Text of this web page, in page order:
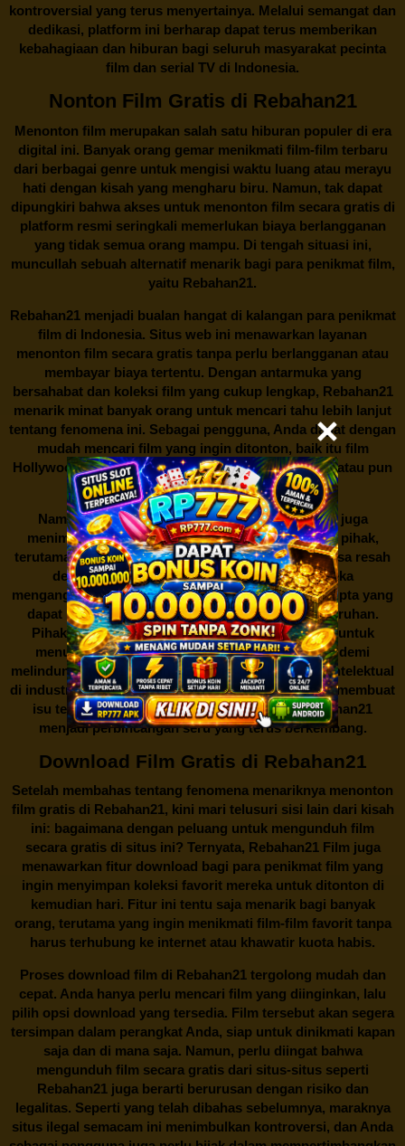
kontroversial yang terus menyertainya. Melalui semangat dan
dedikasi, platform ini berharap dapat terus memberikan
kebahagiaan dan hiburan bagi seluruh masyarakat pecinta
film dan serial TV di Indonesia.
Nonton Film Gratis di Rebahan21
Menonton film merupakan salah satu hiburan populer di era
digital ini. Banyak orang gemar menikmati film-film terbaru
dari berbagai genre untuk mengisi waktu luang atau merayu
hati dengan kisah yang mengharu biru. Namun, tak dapat
dipungkiri bahwa akses untuk menonton film secara gratis di
platform resmi seringkali memerlukan biaya berlangganan
yang tidak semua orang mampu. Di tengah situasi ini,
muncullah sebuah alternatif menarik bagi para penikmat film,
yaitu Rebahan21.
Rebahan21menjadi bualan hangat di kalangan para penikmat
film di Indonesia. Situs web ini menawarkan layanan
menonton film secara gratis tanpa perlu berlangganan atau
membayar biaya tertentu. Dengan antarmuka yang
bersahabat dan koleksi film yang cukup lengkap, Rebahan21
menarik minat banyak orang untuk mencari tahu lebih lanjut
tentang fenomena ini. Sebagai pengguna, Anda dapat dengan
mudah mencari film yang ingin ditonton, baik itu film
Hollywood terbaru, drama Korea yang sedang hits, atau pun
produksi film lokal dengan kualitas terbaik.
Namun, seperti halnya cerita manis,Rebahan21juga
menimbulkan kontroversi di industri film. Banyak pihak,
terutama produsen film dan pemilik hak cipta, merasa resah
dengan maraknya situs-situs seperti ini. Mereka
menganggapnya sebagai bentuk pelanggaran hak cipta yang
dapat merugikan industri perfilman secara keseluruhan.
Pihak berwenang pun turut terlibat dalam upaya untuk
menutup situs-situs ilegal semacam Rebahan21 demi
melindungi keberlangsungan bisnis dan kekayaan intelektual
di industri hiburan. Konflik kepentingan inilah yang membuat
isu tentang menonton film secara gratis diRebahan21
menjadi perbincangan seru yang terus berkembang.
Download Film Gratis di Rebahan21
Setelah membahas tentang fenomena menariknya menonton
film gratis di Rebahan21, kini mari telusuri sisi lain dari kisah
ini: bagaimana dengan peluang untuk mengunduh film
secara gratis di situs ini? Ternyata, Rebahan21 Film juga
menawarkan fitur download bagi para penikmat film yang
ingin menyimpan koleksi favorit mereka untuk ditonton di
kemudian hari. Fitur ini tentu saja menarik bagi banyak
orang, terutama yang ingin menikmati film-film favorit tanpa
harus terhubung ke internet atau khawatir kuota habis.
Proses download film di Rebahan21tergolong mudah dan
cepat. Anda hanya perlu mencari film yang diinginkan, lalu
pilih opsi download yang tersedia. Film tersebut akan segera
tersimpan dalam perangkat Anda, siap untuk dinikmati kapan
saja dan di mana saja. Namun, perlu diingat bahwa
mengunduh film secara gratis dari situs-situs seperti
Rebahan21 juga berarti berurusan dengan risiko dan
legalitas. Seperti yang telah dibahas sebelumnya, maraknya
situs ilegal semacam ini menimbulkan kontroversi, dan Anda